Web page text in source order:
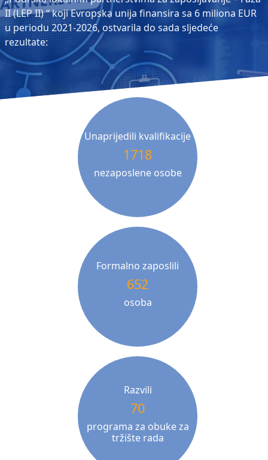
II (LEP II) “ koji Evropska unija finansira sa 6 miliona EUR
u periodu 2021-2026, ostvarila do sada sljedeće
rezultate:
Unaprijedili kvalifikacije
1718
nezaposlene osobe
Formalno zaposlili
652
osoba
Razvili
70
programa za obuke za
tržište rada